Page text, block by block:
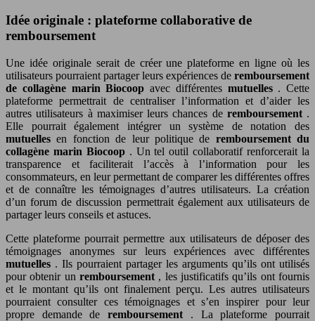
Idée originale : plateforme collaborative de
remboursement
Une idée originale serait de créer une plateforme en ligne où les
utilisateurs pourraient partager leurs expériences de remboursement
de collagène marin Biocoop avec différentes mutuelles . Cette
plateforme permettrait de centraliser l’information et d’aider les
autres utilisateurs à maximiser leurs chances de remboursement .
Elle pourrait également intégrer un système de notation des
mutuellesen fonction de leur politique de remboursement du
collagène marin Biocoop . Un tel outil collaboratif renforcerait la
transparence et faciliterait l’accès à l’information pour les
consommateurs, en leur permettant de comparer les différentes offres
et de connaître les témoignages d’autres utilisateurs. La création
d’un forum de discussion permettrait également aux utilisateurs de
partager leurs conseils et astuces.
Cette plateforme pourrait permettre aux utilisateurs de déposer des
témoignages anonymes sur leurs expériences avec différentes
mutuelles . Ils pourraient partager les arguments qu’ils ont utilisés
pour obtenir un remboursement , les justificatifs qu’ils ont fournis
et le montant qu’ils ont finalement perçu. Les autres utilisateurs
pourraient consulter ces témoignages et s’en inspirer pour leur
propre demande deremboursement . La plateforme pourrait